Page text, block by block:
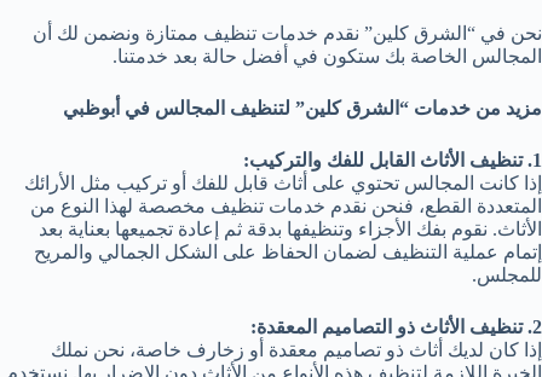
نحن في “الشرق كلين” نقدم خدمات تنظيف ممتازة ونضمن لك أن
المجالس الخاصة بك ستكون في أفضل حالة بعد خدمتنا.
مزيد من خدمات “الشرق كلين” لتنظيف المجالس في أبوظبي
1. تنظيف الأثاث القابل للفك والتركيب:
إذا كانت المجالس تحتوي على أثاث قابل للفك أو تركيب مثل الأرائك
المتعددة القطع، فنحن نقدم خدمات تنظيف مخصصة لهذا النوع من
الأثاث. نقوم بفك الأجزاء وتنظيفها بدقة ثم إعادة تجميعها بعناية بعد
إتمام عملية التنظيف لضمان الحفاظ على الشكل الجمالي والمريح
للمجلس.
2. تنظيف الأثاث ذو التصاميم المعقدة:
إذا كان لديك أثاث ذو تصاميم معقدة أو زخارف خاصة، نحن نملك
الخبرة اللازمة لتنظيف هذه الأنواع من الأثاث دون الإضرار بها. نستخدم